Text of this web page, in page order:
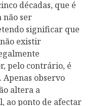
décadas, que é
não ser
significar que
existir
pelo contrário, é
observo
altera a
ao ponto de afectar